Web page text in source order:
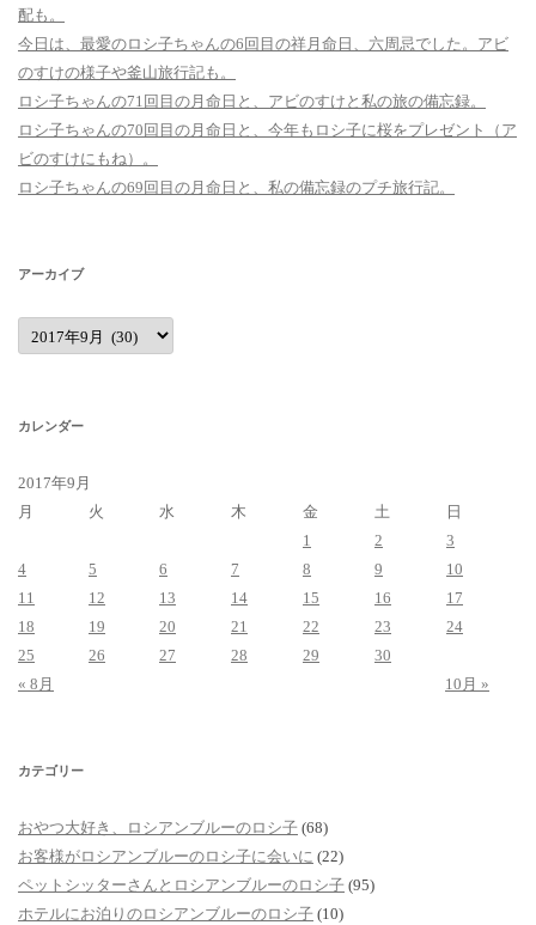
配も。
今日は、最愛のロシ子ちゃんの6回目の祥月命日、六周忌でした。アビ
のすけの様子や釜山旅行記も。
ロシ子ちゃんの71回目の月命日と、アビのすけと私の旅の備忘録。
ロシ子ちゃんの70回目の月命日と、今年もロシ子に桜をプレゼント（ア
ビのすけにもね）。
ロシ子ちゃんの69回目の月命日と、私の備忘録のプチ旅行記。
アーカイブ
ア
ー
カ
カレンダー
2017年9月
月
火 水 木 金 土
日
1
2
3
4
5 6 7 8 9
10
11
12 13 14 15 16
17
18
19 20 21 22 23
24
25
26 27 28 29
30
« 8月
10月 »
カテゴリー
おやつ大好き、ロシアンブルーのロシ子 (68)
お客様がロシアンブルーのロシ子に会いに (22)
ペットシッターさんとロシアンブルーのロシ子 (95)
ホテルにお泊りのロシアンブルーのロシ子 (10)